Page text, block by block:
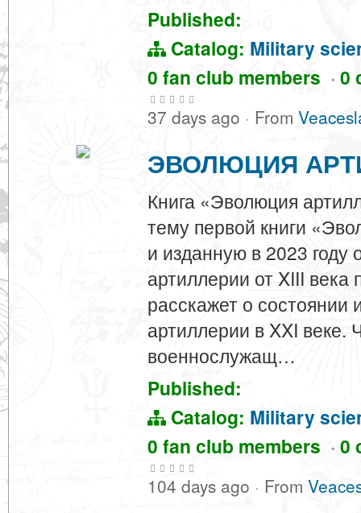
Published:
Catalog: Military
0 fan club members · 0
37 days ago · From
ЭВОЛЮЦИЯ
Книга «Эволюция
тему первой книги
и изданную в 2023 году
артиллерии от XIII века
расскажет о состоянии
артиллерии в XXI веке.
военнослужащ…
Published:
Catalog: Military
0 fan club members · 0
104 days ago · From